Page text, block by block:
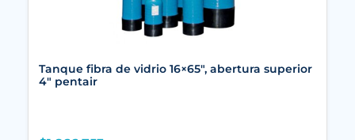
Tanque fibra de vidrio 16×65″, abertura superior
4″ pentair